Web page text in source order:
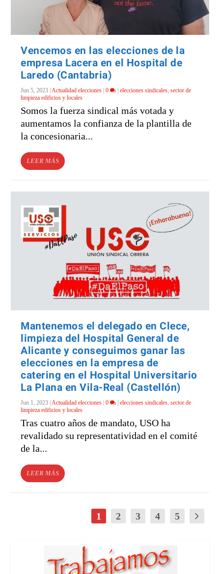
Vencemos en las elecciones de la
empresa Lacera en el Hospital de
Laredo (Cantabria)
Jun 5, 2023 |Actualidad elecciones |0 |elecciones sindicales,sector de
limpieza edificios y locales
Somos la fuerza sindical más votada y
aumentamos la confianza de la plantilla de
la concesionaria...
LEER MÁS
Mantenemos el delegado en Clece,
limpieza del Hospital General de
Alicante y conseguimos ganar las
elecciones en la empresa de
catering en el Hospital Universitario
La Plana en Vila-Real (Castellón)
Jun 1, 2023 |Actualidad elecciones |0 |elecciones sindicales,sector de
limpieza edificios y locales
Tras cuatro años de mandato, USO ha
revalidado su representatividad en el comité
de la...
LEER MÁS
1 2 3 4 5